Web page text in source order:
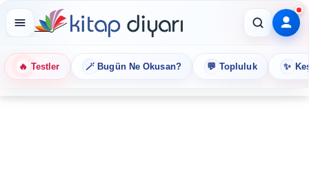
🔥 Testler 🪄 Bugün Ne Okusan? 💬 Topluluk ✨